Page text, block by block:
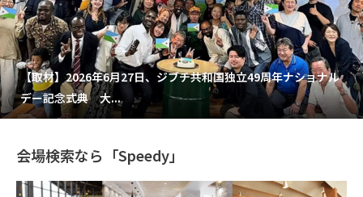
【取材】2026年6月27日、ジブチ共和国独立49周年ナショナル
デー記念式典 大...
会場検索なら「Speedy」